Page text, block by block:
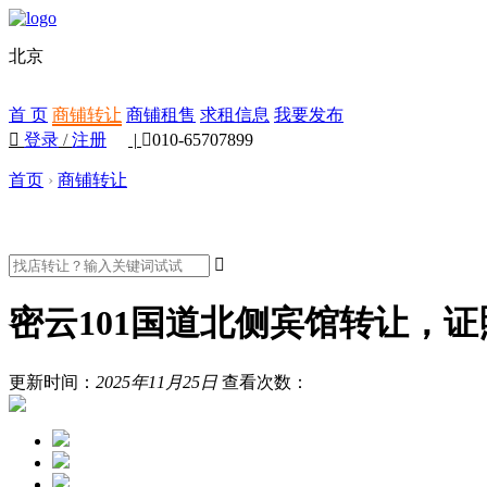
北京
首 页 商铺转让 商铺租售 求租信息 我要发布
 登录 /注册 | 010-65707899
首页 › 商铺转让

密云101国道北侧宾馆转让，
更新时间： 2025年11月25日 查看次数：